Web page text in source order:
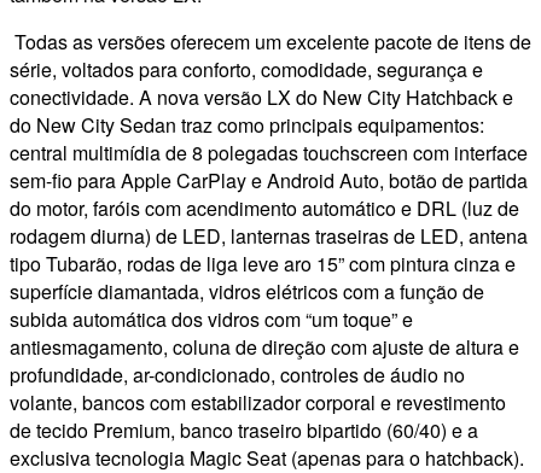
Todas as versões oferecem um excelente pacote de itens de
série, voltados para conforto, comodidade, segurança e
conectividade. A nova versão LX do New City Hatchback e
do New City Sedan traz como principais equipamentos:
central multimídia de 8 polegadas touchscreen com interface
sem-fio para Apple CarPlay e Android Auto, botão de partida
do motor, faróis com acendimento automático e DRL (luz de
rodagem diurna) de LED, lanternas traseiras de LED, antena
tipo Tubarão, rodas de liga leve aro 15” com pintura cinza e
superfície diamantada, vidros elétricos com a função de
subida automática dos vidros com “um toque” e
antiesmagamento, coluna de direção com ajuste de altura e
profundidade, ar-condicionado, controles de áudio no
volante, bancos com estabilizador corporal e revestimento
de tecido Premium, banco traseiro bipartido (60/40) e a
exclusiva tecnologia Magic Seat (apenas para o hatchback).